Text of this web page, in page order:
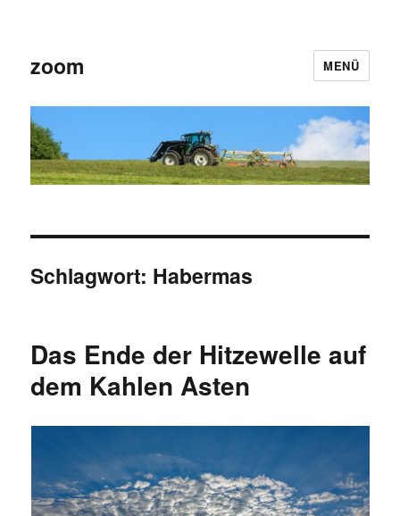
zoom MENÜ
Schlagwort: Habermas
Das Ende der Hitzewelle auf
dem Kahlen Asten